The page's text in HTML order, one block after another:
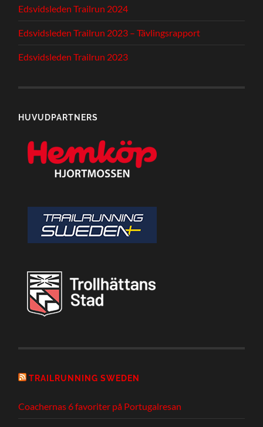
Edsvidsleden Trailrun 2024
Edsvidsleden Trailrun 2023 – Tävlingsrapport
Edsvidsleden Trailrun 2023
HUVUDPARTNERS
TRAILRUNNING SWEDEN
Coachernas 6 favoriter på Portugalresan